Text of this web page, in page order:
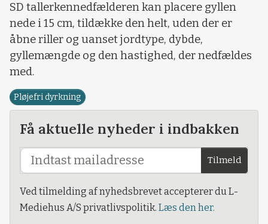
SD tallerkennedfælderen kan placere gyllen
nede i 15 cm, tildække den helt, uden der er
åbne riller og uanset jordtype, dybde,
gyllemængde og den hastighed, der nedfældes
med.
Pløjefri dyrkning
Få aktuelle nyheder i indbakken
Tilmeld
Ved tilmelding af nyhedsbrevet accepterer du L-
Mediehus A/S privatlivspolitik. Læs den her.